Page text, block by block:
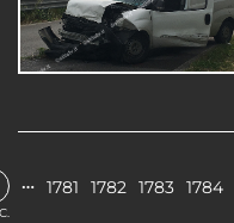
… 1781 1782 1783 1784